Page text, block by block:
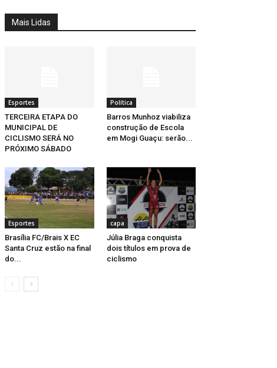
Mais Lidas
Esportes
TERCEIRA ETAPA DO
MUNICIPAL DE
CICLISMO SERÁ NO
PRÓXIMO SÁBADO
Política
Barros Munhoz viabiliza
construção de Escola
em Mogi Guaçu: serão...
Esportes
Brasília FC/Brais X EC
Santa Cruz estão na final
do...
capa
Júlia Braga conquista
dois títulos em prova de
ciclismo